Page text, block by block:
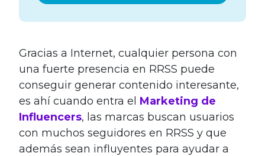
Gracias a Internet, cualquier persona con
una fuerte presencia en RRSS puede
conseguir generar contenido interesante,
es ahí cuando entra el Marketing de
Influencers, las marcas buscan usuarios
con muchos seguidores en RRSS y que
además sean influyentes para ayudar a